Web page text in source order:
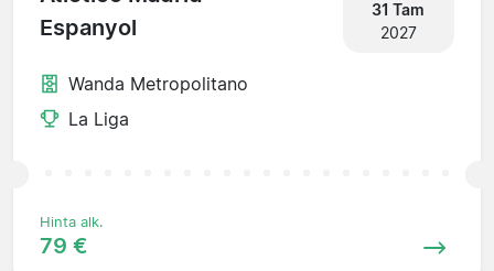
Espanyol
31 Tam
2027
Wanda Metropolitano
La Liga
Hinta alk.
79 €